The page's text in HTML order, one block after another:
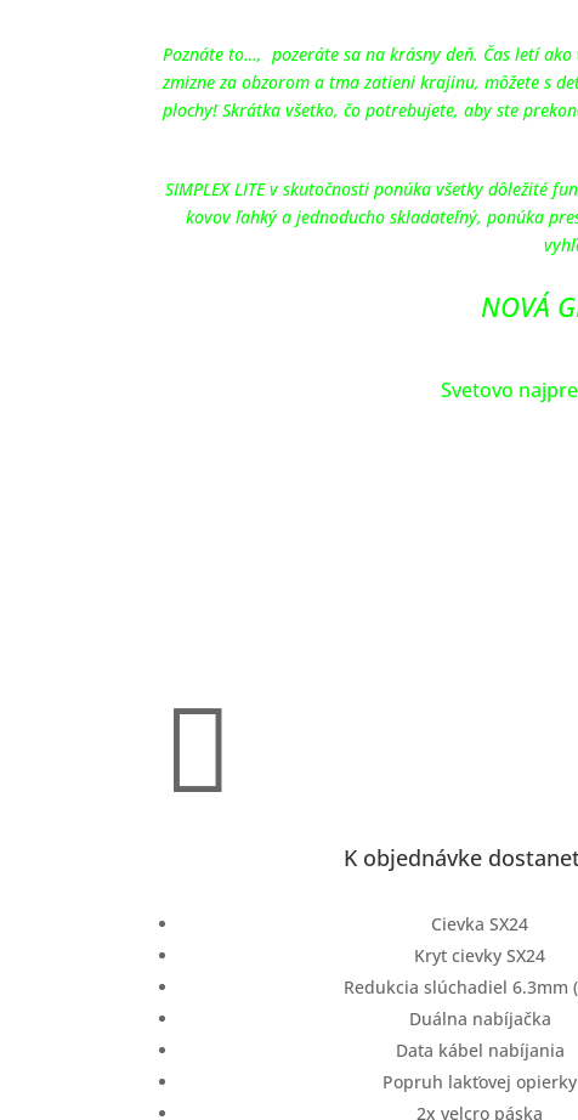
Poznáte to…, pozeráte sa na krásny deň. Čas letí ako
zmizne za obzorom a tma zatieni krajinu, môžete s
plochy! Skrátka všetko, čo potrebujete, aby ste
SIMPLEX LITE v skutočnosti ponúka všetky dôležité
kovov ľahký a jednoducho skladateľný, ponúka
NOVÁ
Svetovo

K objednávke
Cievka SX24
Kryt cievky SX24
Redukcia slúchadiel 6.3mm
Duálna nabíjačka
Data kábel nabíjania
Popruh lakťovej opierky
2x velcro páska